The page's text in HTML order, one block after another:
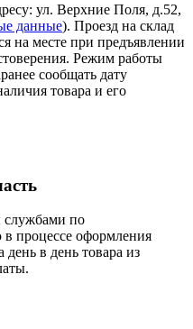
ул. Верхние Поля, д.52,
данные). Проезд на склад
на месте при предъявлении
Режим работы
сообщать дату
товара и его
службами по
в процессе оформления
день в день товара из